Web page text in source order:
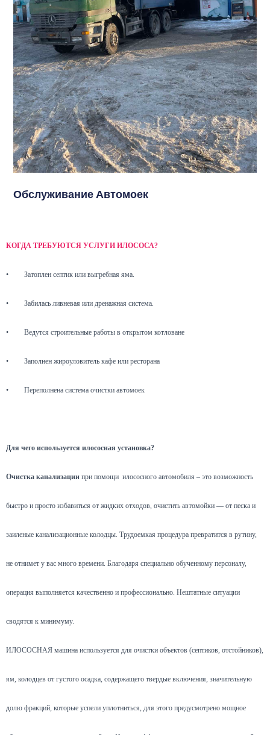
Обслуживание Автомоек
КОГДА ТРЕБУЮТСЯ УСЛУГИ ИЛОСОСА?
• Затоплен септик или выгребная яма.
• Забилась ливневая или дренажная система.
• Ведутся строительные работы в открытом котловане
• Заполнен жироуловитель кафе или ресторана
• Переполнена система очистки автомоек
Для чего используется илососная установка?
Очистка канализации при помощи илососного автомобиля – это возможность
быстро и просто избавиться от жидких отходов, очистить автомойки — от песка и
заиленые канализационные колодцы. Трудоемкая процедура превратится в рутину,
не отнимет у вас много времени. Благодаря специально обученному персоналу,
операция выполняется качественно и профессионально. Нештатные ситуации
сводятся к минимуму.
ИЛОСОСНАЯ машина используется для очистки объектов (септиков, отстойников),
ям, колодцев от густого осадка, содержащего твердые включения, значительную
долю фракций, которые успели уплотниться, для этого предусмотрено мощное